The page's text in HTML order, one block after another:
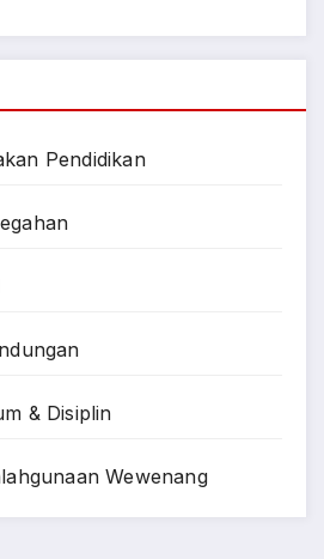
Pendidikan
& Disiplin
Wewenang